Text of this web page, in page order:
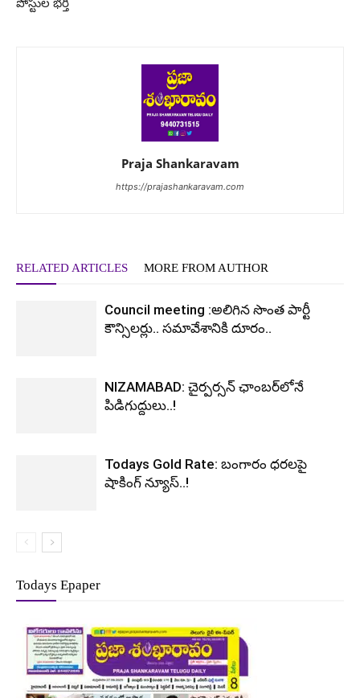
పోస్టుల భర్తీ
Praja Shankaravam
https://prajashankaravam.com
RELATED ARTICLES MORE FROM AUTHOR
Council meeting :అలిగిన సొంత పార్టీ
కౌన్సిలర్లు.. సమావేశానికి దూరం..
NIZAMABAD: చైర్పర్సన్ ఛాంబర్‌లోనే
పిడిగుద్దులు..!
Todays Gold Rate: బంగారం ధరలపై
షాకింగ్ న్యూస్..!
Todays Epaper